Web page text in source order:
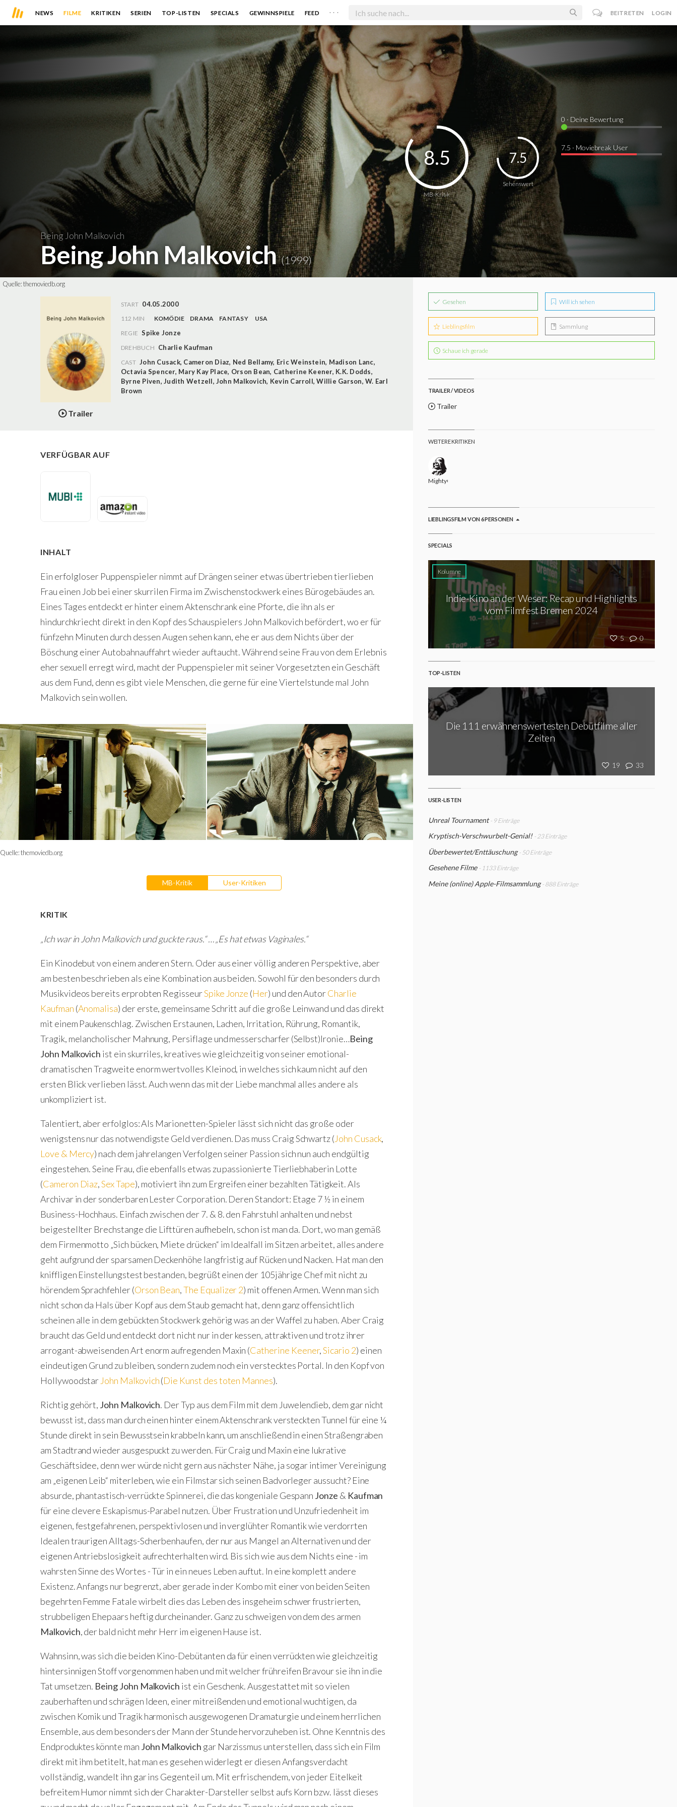
NEWS FILME KRITIKEN SERIEN TOP-LISTEN SPECIALS GEWINNSPIELE FEED . . . BEITRETEN LOGIN
Being John Malkovich
Being John Malkovich(1999)
MB-Kritik
8.5
Sehenswert
7.5
0 · Deine Bewertung
7.5 · Moviebreak User
Quelle:themoviedb.org
Trailer
START 04.05.2000
112 MIN KOMÖDIE DRAMA FANTASY
USA
REGIE Spike Jonze
DREHBUCH Charlie Kaufman
CAST John Cusack, Cameron Diaz, Ned Bellamy, Eric Weinstein, Madison Lanc,
Octavia Spencer, Mary Kay Place, Orson Bean, Catherine Keener, K.K. Dodds,
Byrne Piven,Judith Wetzell, John Malkovich, Kevin Carroll,Willie Garson,W. Earl
Brown
VERFÜGBAR AUF
INHALT
Ein erfolgloser Puppenspieler nimmt auf Drängen seiner etwas übertrieben tierlieben
Frau einen Job bei einer skurrilen Firma im Zwischenstockwerk eines Bürogebäudes an.
Eines Tages entdeckt er hinter einem Aktenschrank eine Pforte, die ihn als er
hindurchkriecht direkt in den Kopf des Schauspielers John Malkovich befördert, wo er für
fünfzehn Minuten durch dessen Augen sehen kann, ehe er aus dem Nichts über der
Böschung einer Autobahnauffahrt wieder auftaucht. Während seine Frau von dem Erlebnis
eher sexuell erregt wird, macht der Puppenspieler mit seiner Vorgesetzten ein Geschäft
aus dem Fund, denn es gibt viele Menschen, die gerne für eine Viertelstunde mal John
Malkovich sein wollen.
Quelle:themoviedb.org
MB-Kritik User-Kritiken
KRITIK
„Ich war in John Malkovich und guckte raus.“ … „Es hat etwas Vaginales.“
Ein Kinodebut von einem anderen Stern. Oder aus einer völlig anderen Perspektive, aber
am besten beschrieben als eine Kombination aus beiden. Sowohl für den besonders durch
Musikvideos bereits erprobten RegisseurSpike Jonze (Her) und den AutorCharlie
Kaufman (Anomalisa) der erste, gemeinsame Schritt auf die große Leinwand und das direkt
mit einem Paukenschlag. Zwischen Erstaunen, Lachen, Irritation, Rührung, Romantik,
Tragik, melancholischer Mahnung, Persiflage und messerscharfer (Selbst)Ironie…Being
John Malkovich ist ein skurriles, kreatives wie gleichzeitig von seiner emotional-
dramatischen Tragweite enorm wertvolles Kleinod, in welches sich kaum nicht auf den
ersten Blick verlieben lässt. Auch wenn das mit der Liebe manchmal alles andere als
unkompliziert ist.
Talentiert, aber erfolglos: Als Marionetten-Spieler lässt sich nicht das große oder
wenigstens nur das notwendigste Geld verdienen. Das muss Craig Schwartz (John Cusack,
Love & Mercy) nach dem jahrelangen Verfolgen seiner Passion sich nun auch endgültig
eingestehen. Seine Frau, die ebenfalls etwas zu passionierte Tierliebhaberin Lotte
(Cameron Diaz,Sex Tape), motiviert ihn zum Ergreifen einer bezahlten Tätigkeit. Als
Archivar in der sonderbaren Lester Corporation. Deren Standort: Etage 7 ½ in einem
Business-Hochhaus. Einfach zwischen der 7. & 8. den Fahrstuhl anhalten und nebst
beigestellter Brechstange die Lifttüren aufhebeln, schon ist man da. Dort, wo man gemäß
dem Firmenmotto „Sich bücken, Miete drücken“ im Idealfall im Sitzen arbeitet, alles andere
geht aufgrund der sparsamen Deckenhöhe langfristig auf Rücken und Nacken. Hat man den
kniffligen Einstellungstest bestanden, begrüßt einen der 105jährige Chef mit nicht zu
hörendem Sprachfehler (Orson Bean,The Equalizer 2) mit offenen Armen. Wenn man sich
nicht schon da Hals über Kopf aus dem Staub gemacht hat, denn ganz offensichtlich
scheinen alle in dem gebückten Stockwerk gehörig was an der Waffel zu haben. Aber Craig
braucht das Geld und entdeckt dort nicht nur in der kessen, attraktiven und trotz ihrer
arrogant-abweisenden Art enorm aufregenden Maxin (Catherine Keener,Sicario 2) einen
eindeutigen Grund zu bleiben, sondern zudem noch ein verstecktes Portal. In den Kopf von
Hollywoodstar John Malkovich(Die Kunst des toten Mannes).
Richtig gehört, John Malkovich. Der Typ aus dem Film mit dem Juwelendieb, dem gar nicht
bewusst ist, dass man durch einen hinter einem Aktenschrank versteckten Tunnel für eine ¼
Stunde direkt in sein Bewusstsein krabbeln kann, um anschließend in einen Straßengraben
am Stadtrand wieder ausgespuckt zu werden. Für Craig und Maxin eine lukrative
Geschäftsidee, denn wer würde nicht gern aus nächster Nähe, ja sogar intimer Vereinigung
am „eigenen Leib“ miterleben, wie ein Filmstar sich seinen Badvorleger aussucht? Eine
absurde, phantastisch-verrückte Spinnerei, die das kongeniale Gespann Jonze & Kaufman
für eine clevere Eskapismus-Parabel nutzen. Über Frustration und Unzufriedenheit im
eigenen, festgefahrenen, perspektivlosen und in verglühter Romantik wie verdorrten
Idealen traurigen Alltags-Scherbenhaufen, der nur aus Mangel an Alternativen und der
eigenen Antriebslosigkeit aufrechterhalten wird. Bis sich wie aus dem Nichts eine - im
wahrsten Sinne des Wortes - Tür in ein neues Leben auftut. In eine komplett andere
Existenz. Anfangs nur begrenzt, aber gerade in der Kombo mit einer von beiden Seiten
begehrten Femme Fatale wirbelt dies das Leben des insgeheim schwer frustrierten,
strubbeligen Ehepaars heftig durcheinander. Ganz zu schweigen von dem des armen
Malkovich, der bald nicht mehr Herr im eigenen Hause ist.
Wahnsinn, was sich die beiden Kino-Debütanten da für einen verrückten wie gleichzeitig
hintersinnigen Stoff vorgenommen haben und mit welcher frühreifen Bravour sie ihn in die
Tat umsetzen. Being John Malkovich ist ein Geschenk. Ausgestattet mit so vielen
zauberhaften und schrägen Ideen, einer mitreißenden und emotional wuchtigen, da
zwischen Komik und Tragik harmonisch ausgewogenen Dramaturgie und einem herrlichen
Ensemble, aus dem besonders der Mann der Stunde hervorzuheben ist. Ohne Kenntnis des
Endproduktes könnte man John Malkovich gar Narzissmus unterstellen, dass sich ein Film
direkt mit ihm betitelt, hat man es gesehen widerlegt er diesen Anfangsverdacht
vollständig, wandelt ihn gar ins Gegenteil um. Mit erfrischendem, von jeder Eitelkeit
befreitem Humor nimmt sich der Charakter-Darsteller selbst aufs Korn bzw. lässt dieses
Gesehen Will ich sehen
Lieblingsfilm Sammlung
Schaue ich gerade
TRAILER / VIDEOS
Trailer
WEITERE KRITIKEN
MightyG
LIEBLINGSFILM VON 6 PERSONEN
SPECIALS
Kolumne
5 0
Indie-Kino an der Weser: Recap und Highlights
vom Filmfest Bremen 2024
TOP-LISTEN
19 33
Die 111 erwähnenswertesten Debütfilme aller
Zeiten
USER-LISTEN
Unreal Tournament - 9 Einträge
Kryptisch-Verschwurbelt-Genial! - 23 Einträge
Überbewertet/Enttäuschung - 50 Einträge
Gesehene Filme - 1133 Einträge
Meine (online) Apple-Filmsammlung - 888 Einträge